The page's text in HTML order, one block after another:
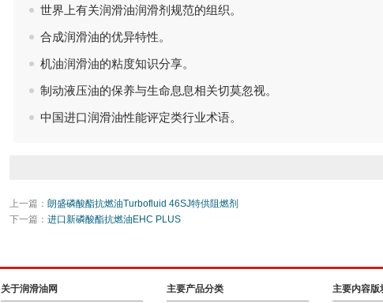
世界上有关润滑油润滑剂规范的组织。
合成润滑油的优异特性。
机油润滑油的粘度知识分享。
制动液压油的保养与生命息息相关切莫忽视。
中国进口润滑油性能评定类行业术语。
上一篇： 朗盛磷酸酯抗燃油Turbofluid 46SJ特供阻燃剂
下一篇： 进口新磷酸酯抗燃油EHC PLUS
关于润滑油网 主要产品分类 主要内容版